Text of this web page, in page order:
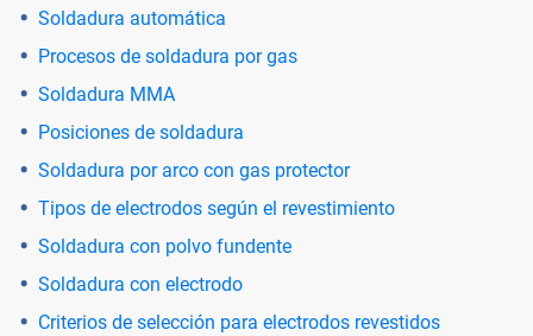
Soldadura automática
Procesos de soldadura por gas
Soldadura MMA
Posiciones de soldadura
Soldadura por arco con gas protector
Tipos de electrodos según el revestimiento
Soldadura con polvo fundente
Soldadura con electrodo
Criterios de selección para electrodos revestidos